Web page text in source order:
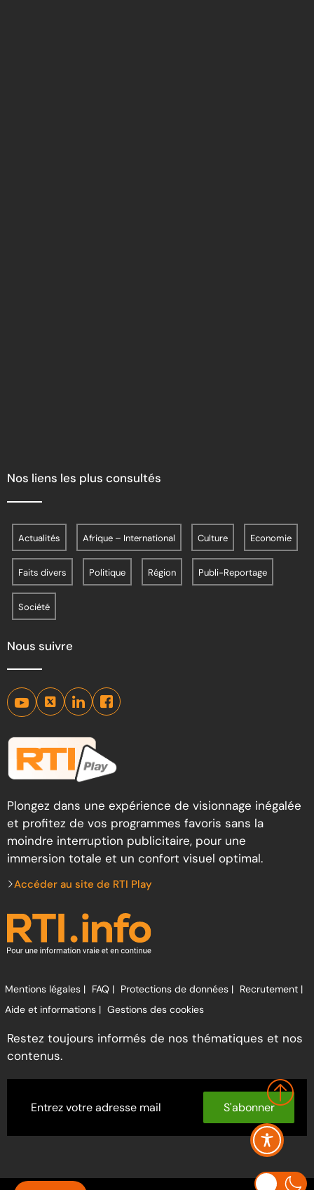
Nos liens les plus consultés
Actualités Afrique – International Culture Economie
Faits divers Politique Région Publi-Reportage
Société
Nous suivre
Plongez dans une expérience de visionnage inégalée
et profitez de vos programmes favoris sans la
moindre interruption publicitaire, pour une
immersion totale et un confort visuel optimal.
Accéder au site de RTI Play
Mentions légales | FAQ | Protections de données | Recrutement |
Aide et informations | Gestions des cookies
Restez toujours informés de nos thématiques et nos
contenus.
S'abonner